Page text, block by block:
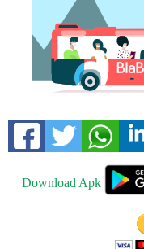
Download Apk